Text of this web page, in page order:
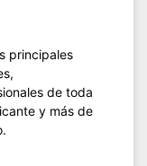
principales
de toda
y más de